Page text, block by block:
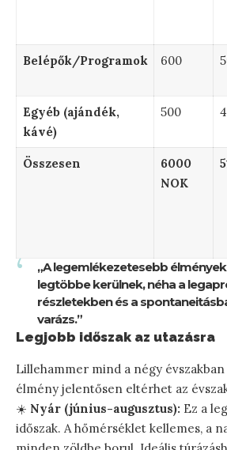
Belépők/Programok 600
Egyéb (ajándék,
kávé)
500
Összesen
6000
NOK
„A legemlékezetesebb
legtöbbe kerülnek, néha a
részletekben és a
varázs.”
Legjobb időszak az utazásra
Lillehammer mind a négy
élmény jelentősen eltérhet az
☀️ Nyár (június-augusztus): Ez a
időszak. A hőmérséklet kellemes, a